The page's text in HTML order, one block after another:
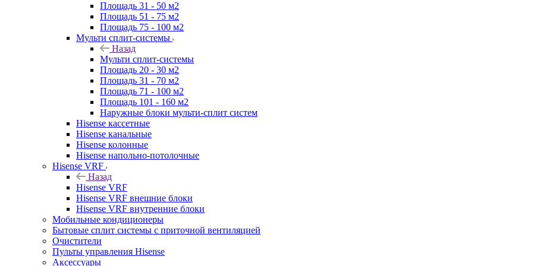
Площадь 31 - 50 м2
Площадь 51 - 75 м2
Площадь 75 - 100 м2
Мульти сплит-системы
Назад
Мульти сплит-системы
Площадь 20 - 30 м2
Площадь 31 - 70 м2
Площадь 71 - 100 м2
Площадь 101 - 160 м2
Наружные блоки мульти-сплит систем
Hisense кассетные
Hisense канальные
Hisense колонные
Hisense напольно-потолочные
Hisense VRF
Назад
Hisense VRF
Hisense VRF внешние блоки
Hisense VRF внутренние блоки
Мобильные кондиционеры
Бытовые сплит системы с приточной вентиляцией
Очистители
Пульты управления Hisense
Аксессуары